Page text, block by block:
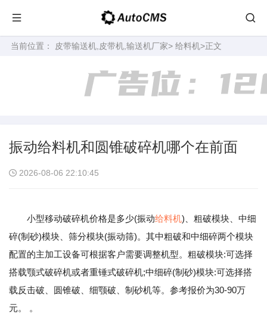
当前位置： 皮带输送机,皮带机,输送机厂家> 给料机>正文
振动给料机和圆锥破碎机哪个在前面
2026-08-06 22:10:45
小型移动破碎机价格是多少(振动给料机)、粗破模块、中细
碎(制砂)模块、筛分模块(振动筛)。其中粗破和中细碎两个模块
配置的主加工设备可根据客户需要调整机型。粗破模块:可选择
搭载颚式破碎机或者重锤式破碎机;中细碎(制砂)模块:可选择搭
载反击破、圆锥破、细颚破、制砂机等。参考报价为30-90万
元。 。